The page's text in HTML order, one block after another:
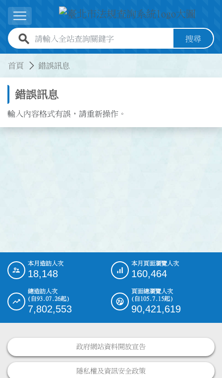
跳到主要內容
展開選單
全站查詢關鍵字欄位 搜尋
首頁 錯誤訊息
錯誤訊息
輸入內容格式有誤，請重新操作。
::: 本月造訪人次
18,148
本月頁面瀏覽人次
160,464
總造訪人次
(自93.07.26起)
7,802,553
頁面總瀏覽人次
(自105.7.15起)
90,421,619
政府網站資料開放宣告
隱私權及資訊安全政策